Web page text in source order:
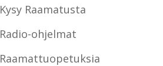
Kysy Raamatusta
Radio-ohjelmat
Raamattuopetuksia